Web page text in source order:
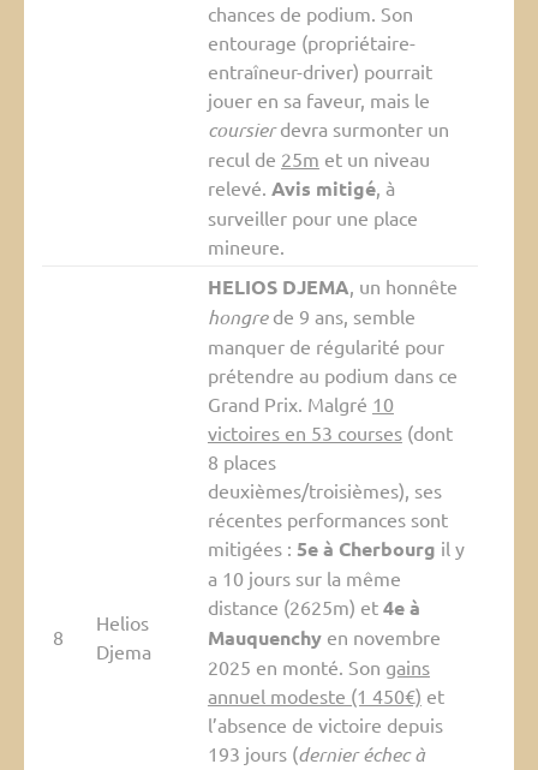
chances de podium. Son
entourage (propriétaire-
entraîneur-driver) pourrait
jouer en sa faveur, mais le
coursierdevra surmonter un
recul de 25m et un niveau
relevé. Avis mitigé, à
surveiller pour une place
mineure.
8
Helios
Djema
HELIOS DJEMA, un honnête
hongrede 9 ans, semble
manquer de régularité pour
prétendre au podium dans ce
Grand Prix. Malgré 10
victoires en 53 courses(dont
8 places
deuxièmes/troisièmes), ses
récentes performances sont
mitigées : 5e à Cherbourg il y
a 10 jours sur la même
distance (2625m) et 4e à
Mauquenchyen novembre
2025 en monté. Son gains
annuel modeste (1 450€) et
l’absence de victoire depuis
193 jours (dernier échec à